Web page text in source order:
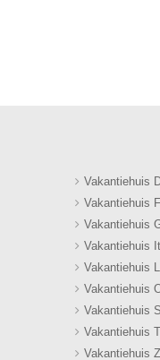
Vakantiehuis
Vakantiehuis
Vakantiehuis
Vakantiehuis
Vakantiehuis
Vakantiehuis
Vakantiehuis
Vakantiehuis
Vakantiehuis